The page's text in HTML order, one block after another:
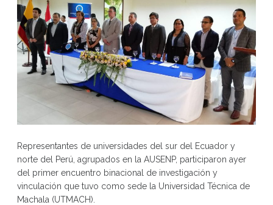
Representantes de universidades del sur del Ecuador y
norte del Perú, agrupados en la AUSENP, participaron ayer
del primer encuentro binacional de investigación y
vinculación que tuvo como sede la Universidad Técnica de
Machala (UTMACH).